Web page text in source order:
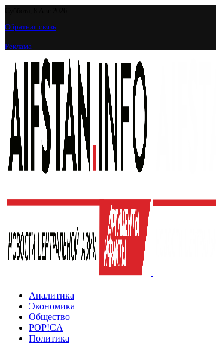
Обратная связь
Реклама
Аналитика
Экономика
Общество
POP!CA
Политика